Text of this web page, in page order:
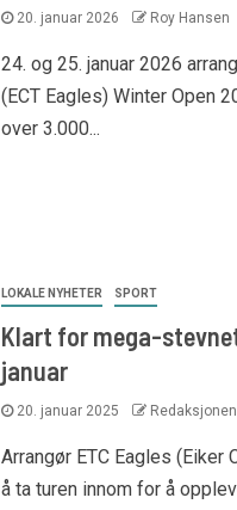
20. januar 2026 Roy Hansen
24. og 25. januar 2026
(ECT Eagles) Winter Open
over 3.000...
LOKALE NYHETER SPORT
Klart for mega-
januar
20. januar 2025 Redaksjonen
Arrangør ETC Eagles
å ta turen innom for å